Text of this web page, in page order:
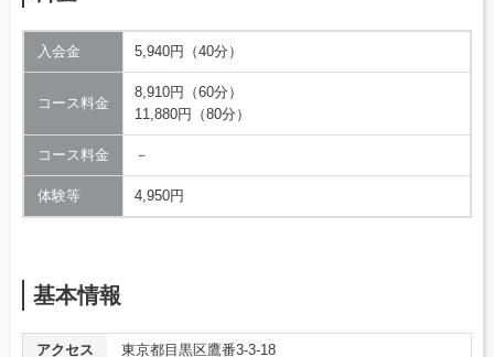
入会金 5,940円（40分）
コース料金
8,910円（60分）
11,880円（80分）
コース料金 －
体験等 4,950円
基本情報
アクセス
東京都目黒区鷹番3-3-18